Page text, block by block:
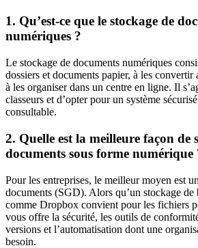
1. Qu’est-ce que le stockage de
numériques ?
Le stockage de documents numériques
dossiers et documents papier, à les
à les organiser dans un centre en ligne. Il
classeurs et d’opter pour un système
consultable.
2. Quelle est la meilleure façon de
documents sous forme numérique
Pour les entreprises, le meilleur moyen est
documents (SGD). Alors qu’un stockage de
comme Dropbox convient pour les fichiers
vous offre la sécurité, les outils de
versions et l’automatisation dont une
besoin.